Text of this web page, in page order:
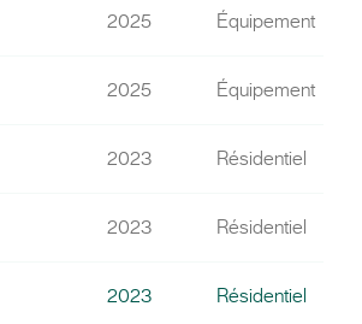
2025 Équipement
2025 Équipement
2023 Résidentiel
2023 Résidentiel
2023 Résidentiel